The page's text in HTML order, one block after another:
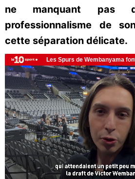
ne manquant pas
professionnalisme de
cette séparation délicate.